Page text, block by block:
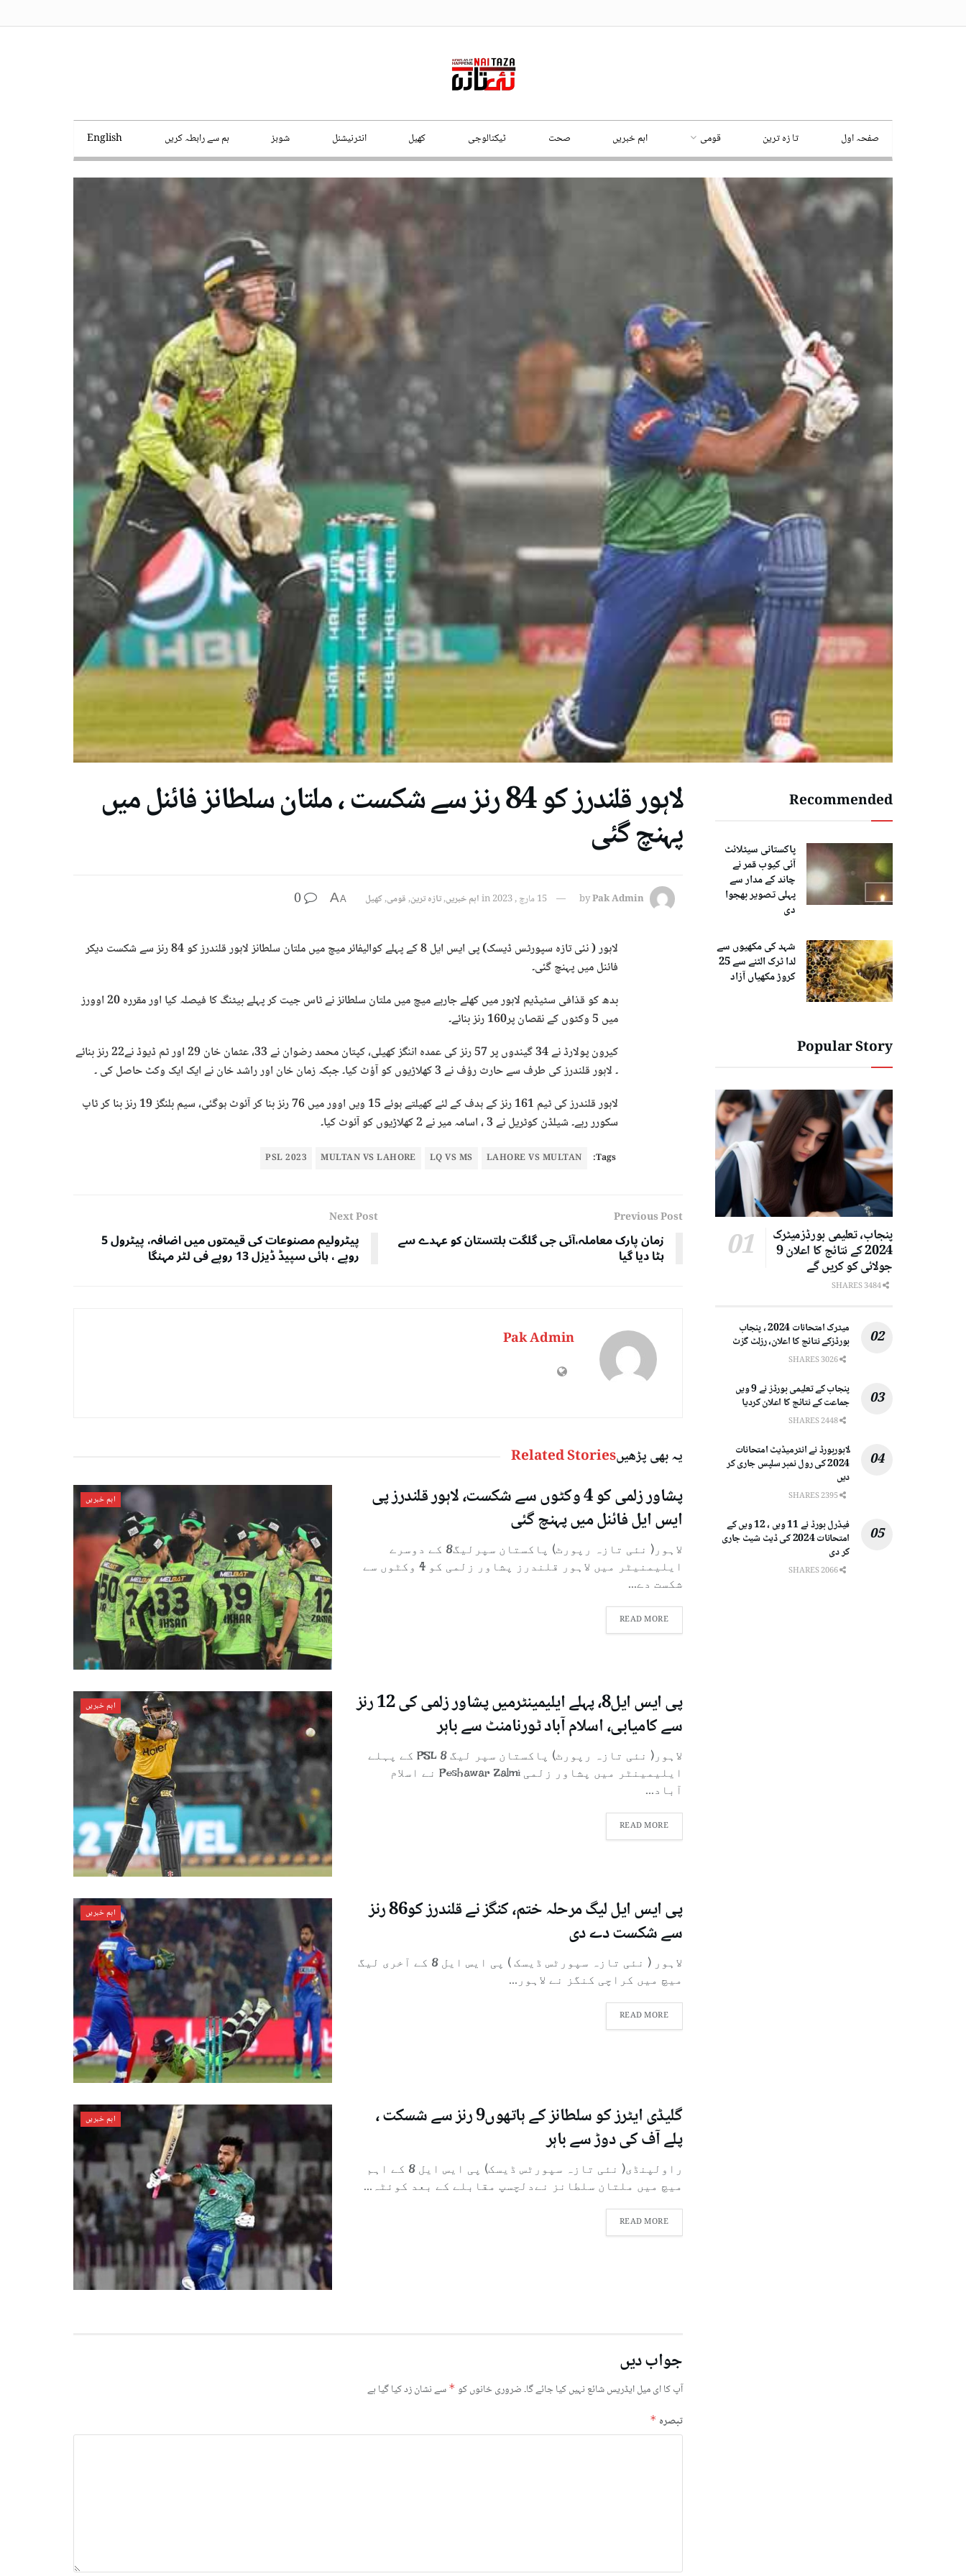
صفحہ اول تا زہ ترین قومی اہم خبریں صحت ٹیکنالوجی کھیل انٹرنیشنل شوبز ہم سے رابطہ کریں English
لاہور قلندرز کو 84 رنز سے شکست ، ملتان سلطانز فائنل میں
پہنچ گئی
byPak Admin 15 مارچ , 2023 inاہم خبریں,تازہ ترین,قومی,کھیل A
A
0
لاہور ( نئی تازہ سپورٹس ڈیسک) پی ایس ایل 8 کے پہلے کوالیفائر میچ میں ملتان سلطانز لاہور قلندرز کو 84 رنز سے شکست دیکر
فائنل میں پہنچ گئی۔
بدھ کو قذافی سٹیڈیم لاہور میں کھلے جارہے میچ میں ملتان سلطانز نے ٹاس جیت کر پہلے بیٹنگ کا فیصلہ کیا اور مقررہ 20 اوورز
میں 5 وکٹوں کے نقصان پر160 رنز بنائے۔
کیرون پولارڈ نے 34 گیندوں پر 57 رنز کی عمدہ اننگز کھیلی، کپتان محمد رضوان نے 33، عثمان خان 29 اور ٹم ڈیوڈ نے22 رنز بنائے
۔ لاہور قلندرز کی طرف سے حارث رؤف نے 3 کھلاڑیوں کو آؤٹ کیا۔ جبکہ زمان خان اور راشد خان نے ایک ایک وکٹ حاصل کی ۔
لاہور قلندرز کی ٹیم 161 رنز کے ہدف کے لئے کھیلتے ہوئے 15 ویں اوور میں 76 رنز بنا کر آئوٹ ہوگئی، سیم بلنگز 19 رنز بنا کر ٹاپ
سکورر رہے۔ شیلڈن کوٹریل نے 3 ، اسامہ میر نے 2 کھلاڑیوں کو آئوٹ کیا۔
Tags:
LAHORE VS MULTAN
LQ VS MS
MULTAN VS LAHORE
PSL 2023
Previous Post
زمان پارک معاملہ،آئی جی گلگت بلتستان کو عہدے سے
ہٹا دیا گیا
Next Post
پیٹرولیم مصنوعات کی قیمتوں میں اضافہ، پیٹرول 5
روپے ، ہائی سپیڈ ڈیزل 13 روپے فی لٹر مہنگا
Pak Admin
یہ بھی پڑھیںRelated Stories
اہم خبریں
پشاور زلمی کو 4 وکٹوں سے شکست، لاہور قلندرز پی
ایس ایل فائنل میں پہنچ گئی
لاہور( نئی تازہ رپورٹ) پاکستان سپرلیگ8 کے دوسرے
ایلیمنیٹر میں لاہور قلندرز پشاور زلمی کو 4 وکٹوں سے
شکست دے...
READ MORE
اہم خبریں
پی ایس ایل8، پہلے ایلیمینٹرمیں پشاور زلمی کی 12 رنز
سے کامیابی، اسلام آباد ٹورنامنٹ سے باہر
لاہور( نئی تازہ رپورٹ) پاکستان سپر لیگ 8 PSL کے پہلے
ایلیمینٹر میں پشاور زلمی Peshawar Zalmi نے اسلام
آباد...
READ MORE
اہم خبریں
پی ایس ایل لیگ مرحلہ ختم، کنگز نے قلندرز کو86 رنز
سے شکست دے دی
لاہور ( نئی تازہ سپورٹس ڈیسک ) پی ایس ایل 8 کے آخری لیگ
میچ میں کراچی کنگز نے لاہور...
READ MORE
اہم خبریں
گلیڈی ایٹرز کو سلطانز کے ہاتھوں9 رنز سے شسکت ،
پلے آف کی دوڑ سے باہر
راولپنڈی( نئی تازہ سپورٹس ڈیسک) پی ایس ایل 8 کے اہم
میچ میں ملتان سلطانز نےدلچسپ مقابلے کے بعد کوئٹہ...
READ MORE
جواب دیں
آپ کا ای میل ایڈریس شائع نہیں کیا جائے گا۔ضروری خانوں کو * سے نشان زد کیا گیا ہے
تبصرہ *
Recommended
پاکستانی سیٹلائٹ
آئی کیوب قمر نے
چاند کے مدار سے
پہلی تصویر بھجوا
دی
شہد کی مکھیوں سے
لدا ٹرک الٹنے سے 25
کروڑ مکھیاں آزاد
Popular Story
پنجاب، تعلیمی بورڈزمیٹرک
2024 کے نتائج کا اعلان 9
جولائی کو کریں گے
میٹرک امتحانات 2024 ، پنجاب
بورڈزکے نتائج کا اعلان، رزلٹ گزٹ
پنجاب کے تعلیمی بورڈز نے 9 ویں
جماعت کے نتائج کا اعلان کردیا
لاہوربورڈ نے انٹرمیڈیٹ امتحانات
2024 کی رول نمبر سلپس جاری کر
دیں
فیڈرل بورڈ نے 11 ویں ، 12 ویں کے
امتحانات 2024 کی ڈیٹ شیٹ جاری
کر دی